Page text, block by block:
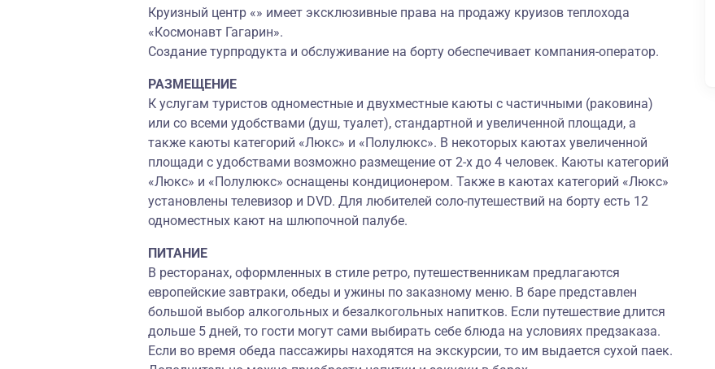
Круизный центр «» имеет эксклюзивные права на продажу круизов теплохода
«Космонавт Гагарин».
Создание турпродукта и обслуживание на борту обеспечивает компания-оператор.
РАЗМЕЩЕНИЕ
К услугам туристов одноместные и двухместные каюты с частичными (раковина)
или со всеми удобствами (душ, туалет), стандартной и увеличенной площади, а
также каюты категорий «Люкс» и «Полулюкс». В некоторых каютах увеличенной
площади с удобствами возможно размещение от 2-х до 4 человек. Каюты категорий
«Люкс» и «Полулюкс» оснащены кондиционером. Также в каютах категорий «Люкс»
установлены телевизор и DVD. Для любителей соло-путешествий на борту есть 12
одноместных кают на шлюпочной палубе.
ПИТАНИЕ
В ресторанах, оформленных в стиле ретро, путешественникам предлагаются
европейские завтраки, обеды и ужины по заказному меню. В баре представлен
большой выбор алкогольных и безалкогольных напитков. Если путешествие длится
дольше 5 дней, то гости могут сами выбирать себе блюда на условиях предзаказа.
Если во время обеда пассажиры находятся на экскурсии, то им выдается сухой паек.